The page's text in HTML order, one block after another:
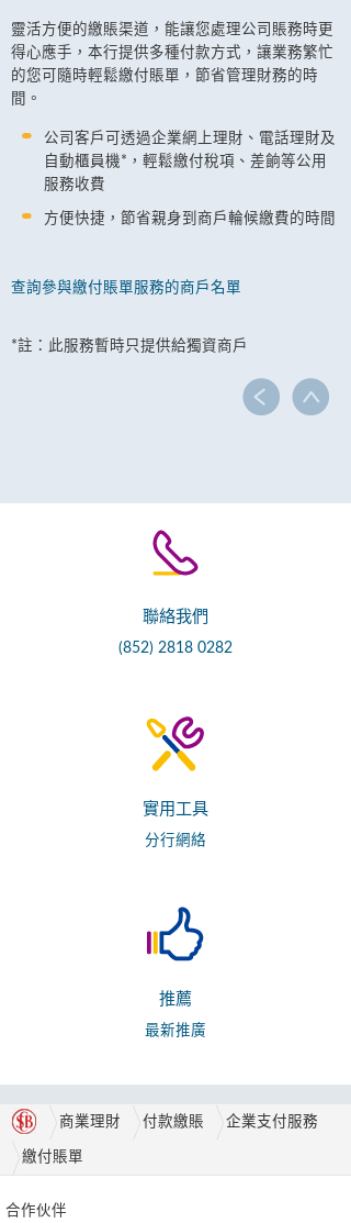
靈活方便的繳賬渠道，能讓您處理公司賬務時更
得心應手，本行提供多種付款方式，讓業務繁忙
的您可隨時輕鬆繳付賬單，節省管理財務的時
間。
公司客戶可透過企業網上理財、電話理財及
自動櫃員機*，輕鬆繳付稅項、差餉等公用
服務收費
方便快捷，節省親身到商戶輪候繳費的時間
查詢參與繳付賬單服務的商戶名單
*註：此服務暫時只提供給獨資商戶
聯絡我們
(852) 2818 0282
實用工具
分行網絡
推薦
最新推廣
商業理財 付款繳賬 企業支付服務
繳付賬單
合作伙伴